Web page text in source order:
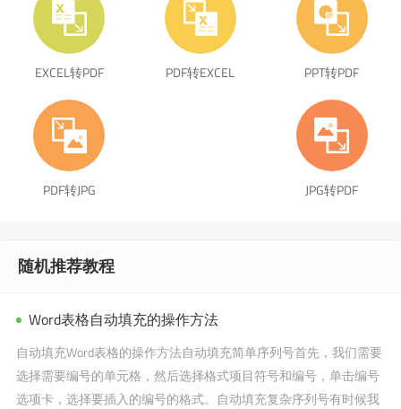
EXCEL转PDF PDF转EXCEL PPT转PDF
PDF转JPG JPG转PDF
随机推荐教程
Word表格自动填充的操作方法
自动填充Word表格的操作方法自动填充简单序列号首先，我们需要
选择需要编号的单元格，然后选择格式项目符号和编号，单击编号
选项卡，选择要插入的编号的格式。自动填充复杂序列号有时候我